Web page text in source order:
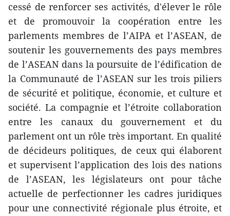
cessé de ​renforcer ses activités, ​d'élever le rôle
et de promouvoir la coopération entre les
parlements membres de l’AIPA et l’ASEAN, de
soutenir les gouvernements des pays membres
de l’ASEAN dans la ​poursuite de l’édification de
la Communauté de l’ASEAN sur les trois piliers
de sécurité et politique, économie, et culture et
société. La compagnie et l’étroite collaboration
entre les canaux du gouvernement et du
parlement ont un rôle très important. En qualité
de décideurs politiques, de ceux qui élaborent
et supervisent l’application des lois des nations
de l’ASEAN, les législateurs ont pour tâche
actuelle de perfectionner les cadres juridiques
pour une connectivité régionale plus étroite, et